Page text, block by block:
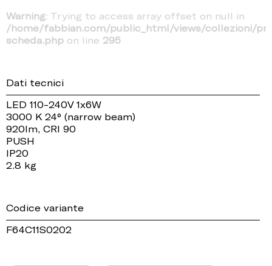
Warning: Trying to access array offset on null in
/home/fabbian.com/public_html/views/collezioni/
scheda.php on line 295
Dati tecnici
LED 110-240V 1x6W
3000 K 24° (narrow beam)
920lm, CRI 90
PUSH
IP20
2.8 kg
Codice variante
F64C11S0202